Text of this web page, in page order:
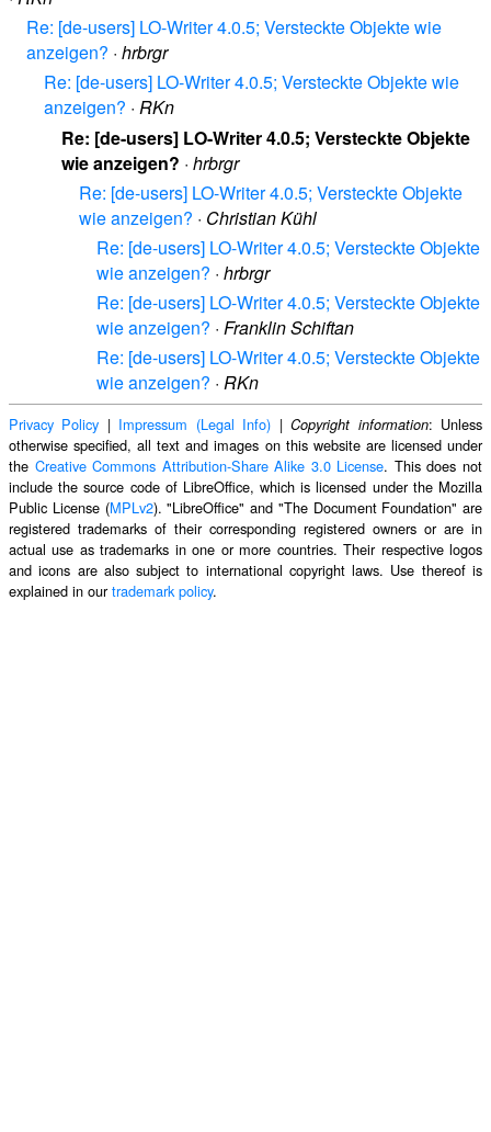
Re: [de-users] LO-Writer 4.0.5; Versteckte Objekte wie
anzeigen? · hrbrgr
Re: [de-users] LO-Writer 4.0.5; Versteckte Objekte wie
anzeigen? · RKn
Re: [de-users] LO-Writer 4.0.5; Versteckte Objekte
wie anzeigen? · hrbrgr
Re: [de-users] LO-Writer 4.0.5; Versteckte Objekte
wie anzeigen? · Christian Kühl
Re: [de-users] LO-Writer 4.0.5; Versteckte Objekte
wie anzeigen? · hrbrgr
Re: [de-users] LO-Writer 4.0.5; Versteckte Objekte
wie anzeigen? · Franklin Schiftan
Re: [de-users] LO-Writer 4.0.5; Versteckte Objekte
wie anzeigen? · RKn
Privacy Policy | Impressum (Legal Info) |Copyright information: Unless
otherwise specified, all text and images on this website are licensed under
the Creative Commons Attribution-Share Alike 3.0 License. This does not
include the source code of LibreOffice, which is licensed under the Mozilla
Public License (MPLv2). "LibreOffice" and "The Document Foundation" are
registered trademarks of their corresponding registered owners or are in
actual use as trademarks in one or more countries. Their respective logos
and icons are also subject to international copyright laws. Use thereof is
explained in ourtrademark policy.